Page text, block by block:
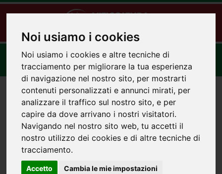
Noi usiamo i cookies
Noi usiamo i cookies e altre tecniche di
tracciamento per migliorare la tua esperienza
di navigazione nel nostro sito, per mostrarti
contenuti personalizzati e annunci mirati, per
analizzare il traffico sul nostro sito, e per
capire da dove arrivano i nostri visitatori.
Navigando nel nostro sito web, tu accetti il
nostro utilizzo dei cookies e di altre tecniche di
tracciamento.
Accetto Cambia le mie impostazioni
RIVESTIMENTO INTERNO / ESTERNO SERBATOI